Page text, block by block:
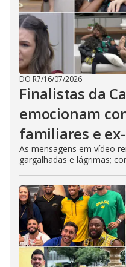
DO R7/16/07/2026
Finalistas da
emocionam
familiares e
As mensagens em vídeo
gargalhadas e lágrimas;